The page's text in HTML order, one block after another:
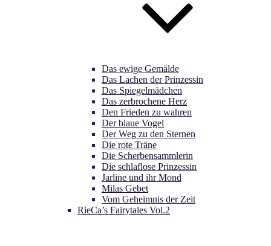
Das ewige Gemälde
Das Lachen der Prinzessin
Das Spiegelmädchen
Das zerbrochene Herz
Den Frieden zu wahren
Der blaue Vogel
Der Weg zu den Sternen
Die rote Träne
Die Scherbensammlerin
Die schlaflose Prinzessin
Jarline und ihr Mond
Milas Gebet
Vom Geheimnis der Zeit
RieCa’s Fairytales Vol.2